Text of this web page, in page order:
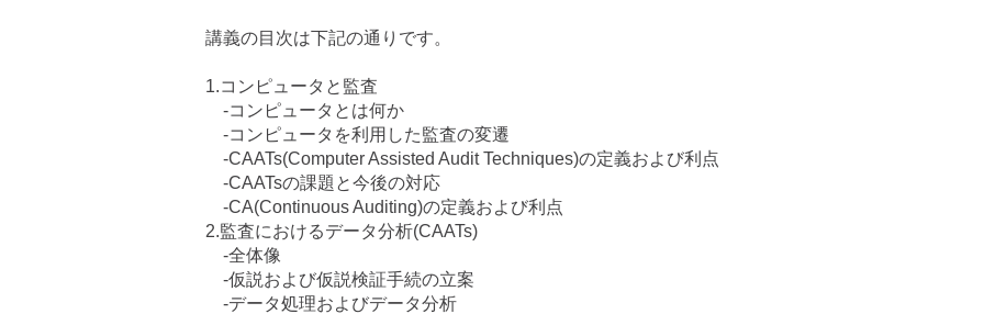
講義の目次は下記の通りです。
1.コンピュータと監査
-コンピュータとは何か
-コンピュータを利用した監査の変遷
-CAATs(Computer Assisted Audit Techniques)の定義および利点
-CAATsの課題と今後の対応
-CA(Continuous Auditing)の定義および利点
2.監査におけるデータ分析(CAATs)
-全体像
-仮説および仮説検証手続の立案
-データ処理およびデータ分析